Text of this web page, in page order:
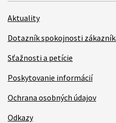
Aktuality
Dotazník spokojnosti
Sťažnosti a petície
Poskytovanie informácií
Ochrana osobných údajov
Odkazy